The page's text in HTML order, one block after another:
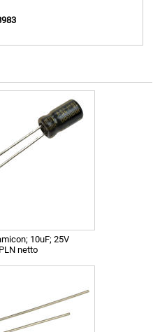
10uF; 25V
PLN netto